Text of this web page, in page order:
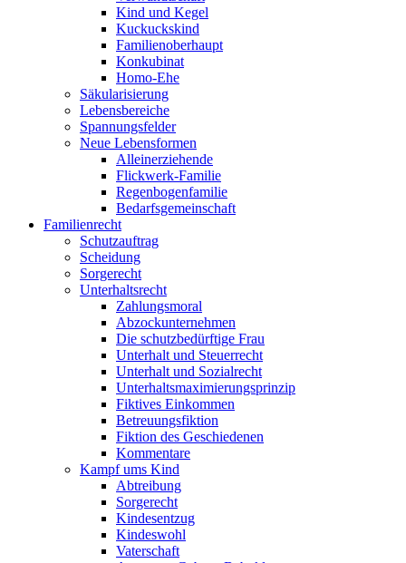
Kind und Kegel
Kuckuckskind
Familienoberhaupt
Konkubinat
Homo-Ehe
Säkularisierung
Lebensbereiche
Spannungsfelder
Neue Lebensformen
Alleinerziehende
Flickwerk-Familie
Regenbogenfamilie
Bedarfsgemeinschaft
Familienrecht
Schutzauftrag
Scheidung
Sorgerecht
Unterhaltsrecht
Zahlungsmoral
Abzockunternehmen
Die schutzbedürftige Frau
Unterhalt und Steuerrecht
Unterhalt und Sozialrecht
Unterhaltsmaximierungsprinzip
Fiktives Einkommen
Betreuungsfiktion
Fiktion des Geschiedenen
Kommentare
Kampf ums Kind
Abtreibung
Sorgerecht
Kindesentzug
Kindeswohl
Vaterschaft